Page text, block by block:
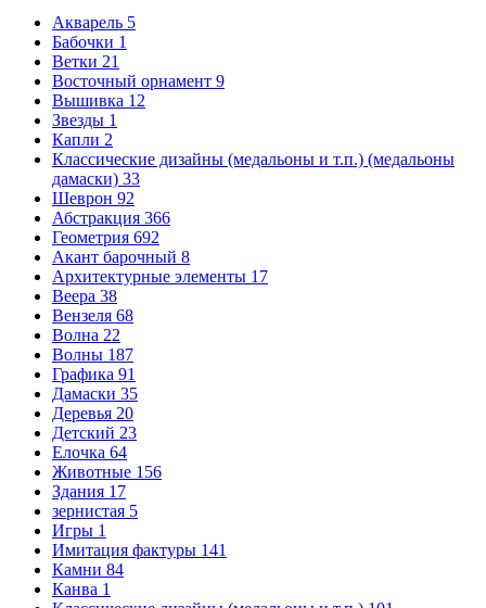
Акварель 5
Бабочки 1
Ветки 21
Восточный орнамент 9
Вышивка 12
Звезды 1
Капли 2
Классические дизайны (медальоны и т.п.) (медальоны
дамаски) 33
Шеврон 92
Абстракция 366
Геометрия 692
Акант барочный 8
Архитектурные элементы 17
Веера 38
Вензеля 68
Волна 22
Волны 187
Графика 91
Дамаски 35
Деревья 20
Детский 23
Елочка 64
Животные 156
Здания 17
зернистая 5
Игры 1
Имитация фактуры 141
Камни 84
Канва 1